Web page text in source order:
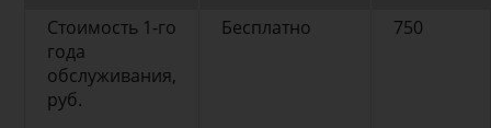
Стоимость 1-го
года
обслуживания,
руб.
Бесплатно 750